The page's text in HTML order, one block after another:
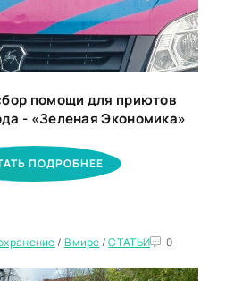
помощи для приютов
- «Зеленая Экономика»
ПОДРОБНЕЕ
/ В мире/СТАТЬИ 0